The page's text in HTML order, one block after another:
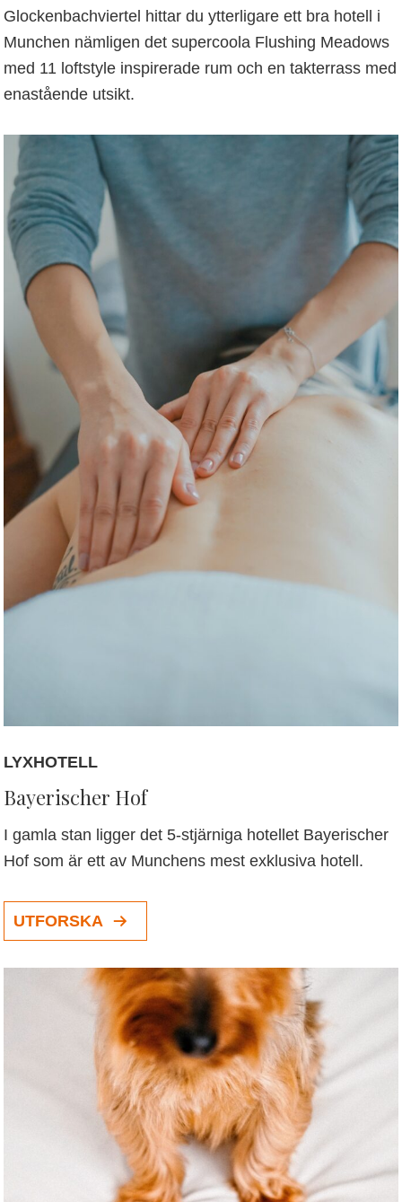
Glockenbachviertel hittar du ytterligare ett bra hotell i
Munchen nämligen det supercoola Flushing Meadows
med 11 loftstyle inspirerade rum och en takterrass med
enastående utsikt.
LYXHOTELL
Bayerischer Hof
I gamla stan ligger det 5-stjärniga hotellet Bayerischer
Hof som är ett av Munchens mest exklusiva hotell.
UTFORSKA